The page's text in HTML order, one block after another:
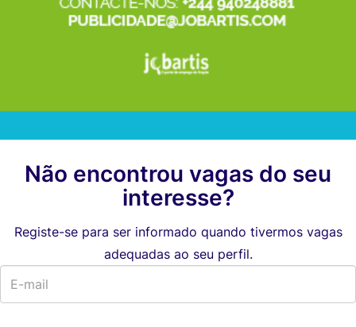
Não encontrou vagas do seu
interesse?
Registe-se para ser informado quando tivermos vagas
adequadas ao seu perfil.